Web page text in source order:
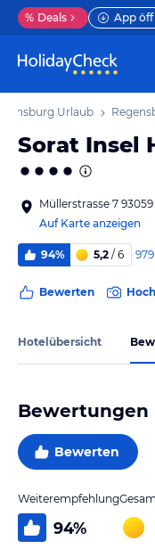
% Deals App
Urlaub
Sorat Insel
Müllerstrasse 7
Auf Karte anzeigen
94% 5,2 / 6 979
Bewerten
Hotelübersicht
Bewertungen
Bewerten
Weiterempfehlung
94%